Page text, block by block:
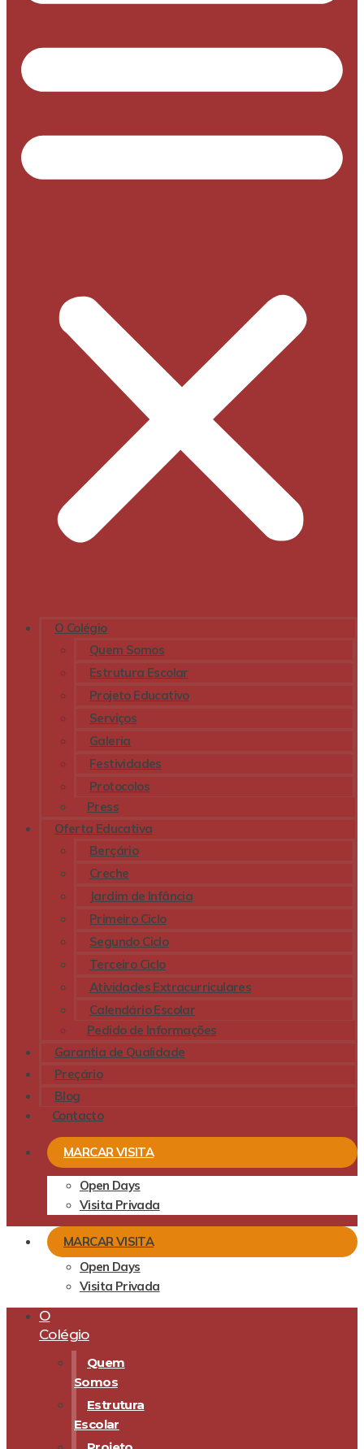
O Colégio
Quem Somos
Estrutura Escolar
Projeto Educativo
Serviços
Galeria
Festividades
Protocolos
Press
Oferta Educativa
Berçário
Creche
Jardim de Infância
Primeiro Ciclo
Segundo Ciclo
Terceiro Ciclo
Atividades Extracurriculares
Calendário Escolar
Pedido de Informações
Garantia de Qualidade
Preçário
Blog
Contacto
MARCAR VISITA
Open Days
Visita Privada
MARCAR VISITA
Open Days
Visita Privada
O
Colégio
Quem
Somos
Estrutura
Escolar